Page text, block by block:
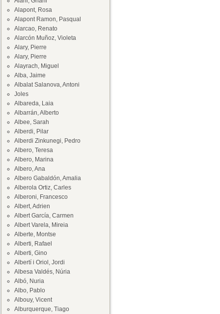
Alapont, Rosa
Alapont Ramon, Pasqual
Alarcao, Renato
Alarcón Muñoz, Violeta
Alary, Pierre
Alary, Pierre
Alayrach, Miguel
Alba, Jaime
Albalat Salanova, Antoni
Joles
Albareda, Laia
Albarrán, Alberto
Albee, Sarah
Alberdi, Pilar
Alberdi Zinkunegi, Pedro
Albero, Teresa
Albero, Marina
Albero, Ana
Albero Gabaldón, Amalia
Alberola Ortiz, Carles
Alberoni, Francesco
Albert, Adrien
Albert García, Carmen
Albert Varela, Mireia
Alberte, Montse
Alberti, Rafael
Alberti, Gino
Albertí i Oriol, Jordi
Albesa Valdés, Núria
Albó, Nuria
Albo, Pablo
Albouy, Vicent
Alburquerque, Tiago